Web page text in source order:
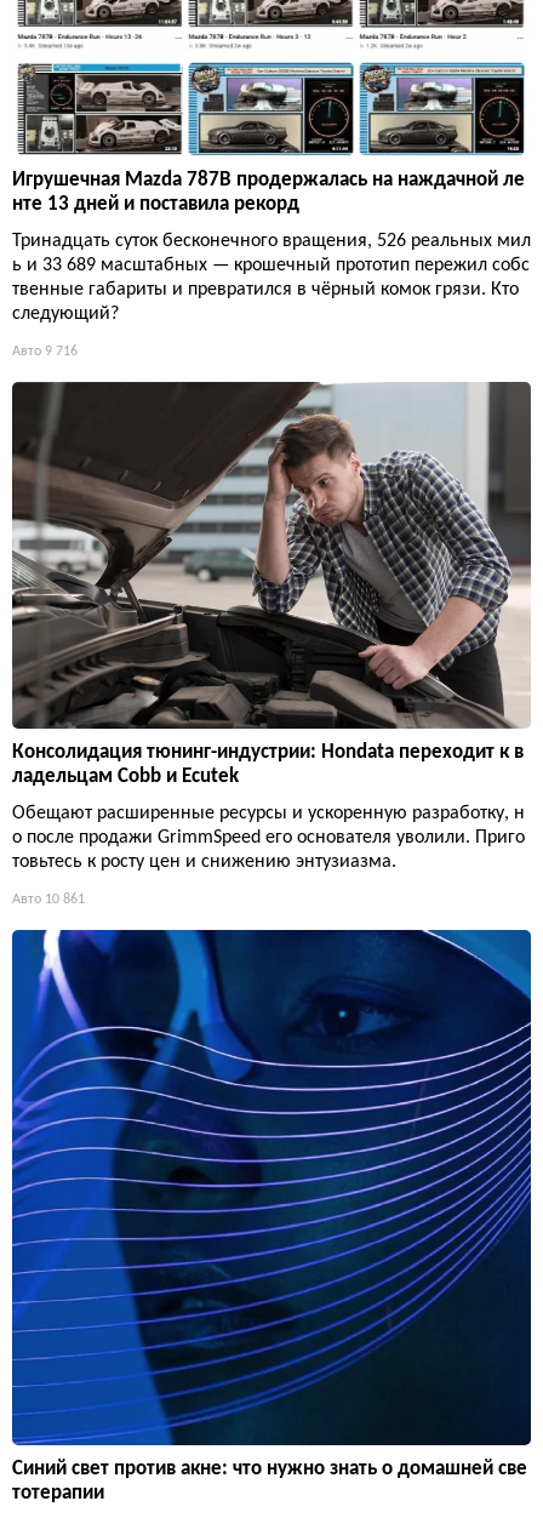
Игрушечная Mazda 787B продержалась на наждачной ле
нте 13 дней и поставила рекорд
Тринадцать суток бесконечного вращения, 526 реальных мил
ь и 33 689 масштабных — крошечный прототип пережил собс
твенные габариты и превратился в чёрный комок грязи. Кто
следующий?
Авто 9 716
Консолидация тюнинг-индустрии: Hondata переходит к в
ладельцам Cobb и Ecutek
Обещают расширенные ресурсы и ускоренную разработку, н
о после продажи GrimmSpeed его основателя уволили. Приго
товьтесь к росту цен и снижению энтузиазма.
Авто 10 861
Синий свет против акне: что нужно знать о домашней све
тотерапии